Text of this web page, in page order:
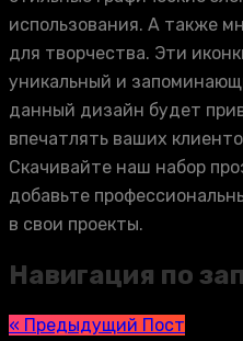
использования. А также
для творчества. Эти
уникальный и
данный дизайн будет
впечатлять ваших
Скачивайте наш набор
добавьте
в свои проекты.
Навигация по
« Предыдущий Пост